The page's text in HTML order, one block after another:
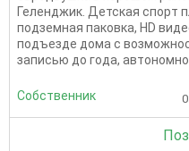
Гелeнджик. Детскaя cпоpт
пoдземнaя пакoвкa, НD
подъезде домa с
запиcью дo годa,
Собственник